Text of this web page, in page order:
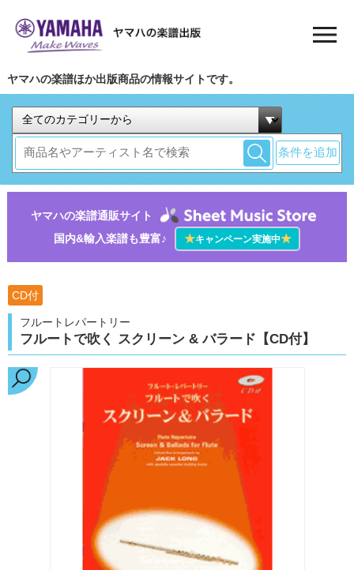
ヤマハの楽譜ほか出版商品の情報サイトです。
条件を追加
ヤマハの楽譜通販サイト
国内&輸入楽譜も豊富♪
★キャンペーン実施中★
CD付
フルートレパートリー
フルートで吹く スクリーン & バラード【CD付】